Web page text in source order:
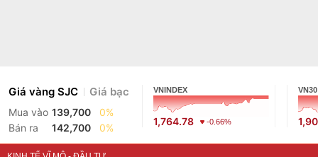
Giá vàng SJC Giá bạc
Mua vào 139,700
0%
Bán ra
142,700 0%
VNINDEX
1,764.78 -0.66%
VN30